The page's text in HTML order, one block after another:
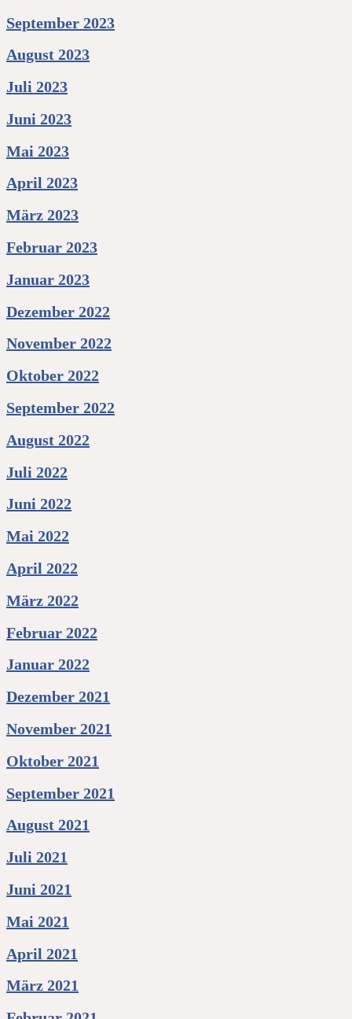
September 2023
August 2023
Juli 2023
Juni 2023
Mai 2023
April 2023
März 2023
Februar 2023
Januar 2023
Dezember 2022
November 2022
Oktober 2022
September 2022
August 2022
Juli 2022
Juni 2022
Mai 2022
April 2022
März 2022
Februar 2022
Januar 2022
Dezember 2021
November 2021
Oktober 2021
September 2021
August 2021
Juli 2021
Juni 2021
Mai 2021
April 2021
März 2021